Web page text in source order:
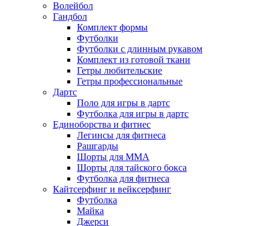
Волейбол
Гандбол
Комплект формы
Футболки
Футболки с длинным рукавом
Комплект из готовой ткани
Гетры любительские
Гетры профессиональные
Дартс
Поло для игры в дартс
Футболка для игры в дартс
Единоборства и фитнес
Легинсы для фитнеса
Рашгарды
Шорты для MMA
Шорты для тайского бокса
Футболка для фитнеса
Кайтсерфинг и вейксерфинг
Футболка
Майка
Джерси